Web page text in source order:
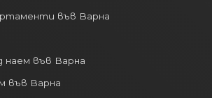
във Варна
във Варна
във Варна